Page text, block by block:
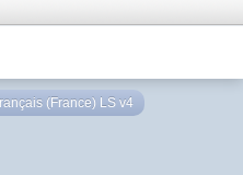
(France) LS v4